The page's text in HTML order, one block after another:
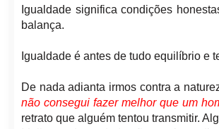
Igualdade significa condições
balança.
Igualdade é antes de tudo equilíbrio e
De nada adianta irmos contra a
não consegui fazer melhor que um
retrato que alguém tentou transmitir.